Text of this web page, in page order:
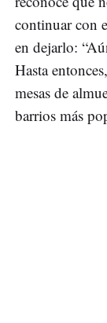
continuar con
en dejarlo:
Hasta entonces,
mesas de
barrios más